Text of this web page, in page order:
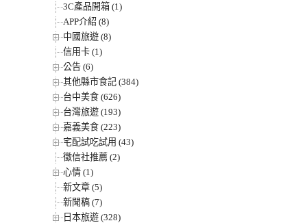
3C產品開箱 (1)
APP介紹 (8)
中國旅遊 (8)
信用卡 (1)
公告 (6)
其他縣市食記 (384)
台中美食 (626)
台灣旅遊 (193)
嘉義美食 (223)
宅配試吃試用 (43)
徵信社推薦 (2)
心情 (1)
新文章 (5)
新聞稿 (7)
日本旅遊 (328)